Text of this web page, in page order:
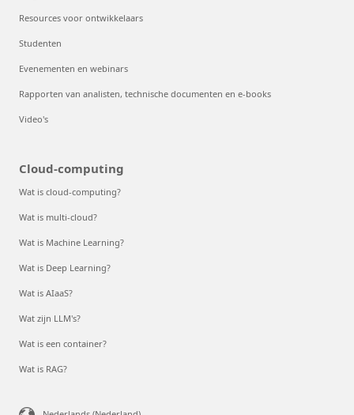
Resources voor ontwikkelaars
Studenten
Evenementen en webinars
Rapporten van analisten, technische documenten en e-books
Video's
Cloud-computing
Wat is cloud-computing?
Wat is multi-cloud?
Wat is Machine Learning?
Wat is Deep Learning?
Wat is AIaaS?
Wat zijn LLM's?
Wat is een container?
Wat is RAG?